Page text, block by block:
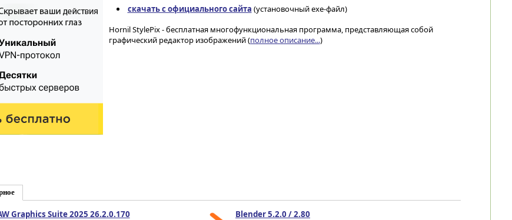
скачать с официального сайта (установочный exe-файл)
Hornil StylePix - бесплатная многофункциональная программа, представляющая собой
графический редактор изображений (полное описание...)
Graphics Suite 2025 26.2.0.170
Blender 5.2.0 / 2.80